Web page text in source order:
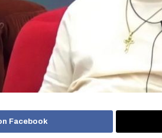
Facebook